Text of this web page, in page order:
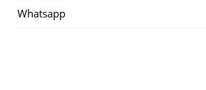
Whatsapp